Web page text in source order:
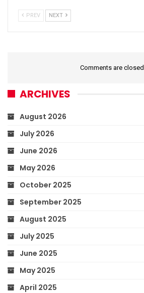
PREV NEXT
Comments are closed.
ARCHIVES
August 2026
July 2026
June 2026
May 2026
October 2025
September 2025
August 2025
July 2025
June 2025
May 2025
April 2025